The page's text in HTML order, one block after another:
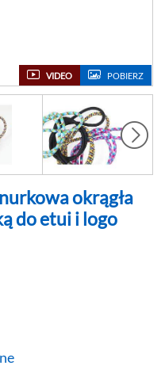
VIDEO POBIERZ
okrągła
do etui i logo